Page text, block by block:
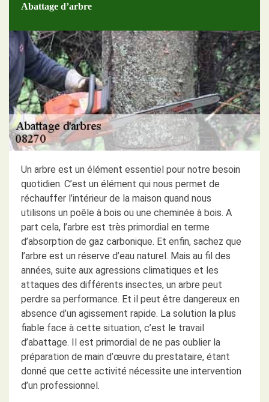
Abattage d’arbre
Un arbre est un élément essentiel pour notre besoin
quotidien. C’est un élément qui nous permet de
réchauffer l’intérieur de la maison quand nous
utilisons un poêle à bois ou une cheminée à bois. A
part cela, l’arbre est très primordial en terme
d’absorption de gaz carbonique. Et enfin, sachez que
l’arbre est un réserve d’eau naturel. Mais au fil des
années, suite aux agressions climatiques et les
attaques des différents insectes, un arbre peut
perdre sa performance. Et il peut être dangereux en
absence d’un agissement rapide. La solution la plus
fiable face à cette situation, c’est le travail
d’abattage. Il est primordial de ne pas oublier la
préparation de main d’œuvre du prestataire, étant
donné que cette activité nécessite une intervention
d’un professionnel.